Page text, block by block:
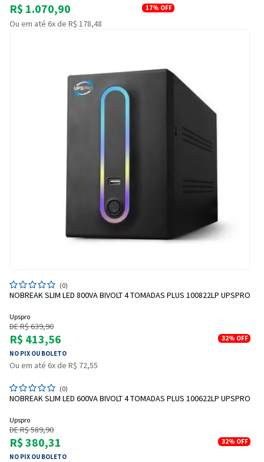
R$ 1.070,90 17% OFF
Ou em até 6x de R$ 178,48
(0)
NOBREAK SLIM LED 800VA BIVOLT 4 TOMADAS PLUS 100822LP UPSPRO
Upspro
DE R$ 639,90
R$ 413,56
NO PIX OU BOLETO
32% OFF
Ou em até 6x de R$ 72,55
(0)
NOBREAK SLIM LED 600VA BIVOLT 4 TOMADAS PLUS 100622LP UPSPRO
Upspro
DE R$ 589,90
R$ 380,31
NO PIX OU BOLETO
32% OFF